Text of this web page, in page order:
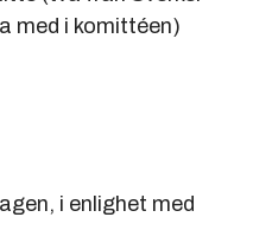
med i komittéen)
i enlighet med